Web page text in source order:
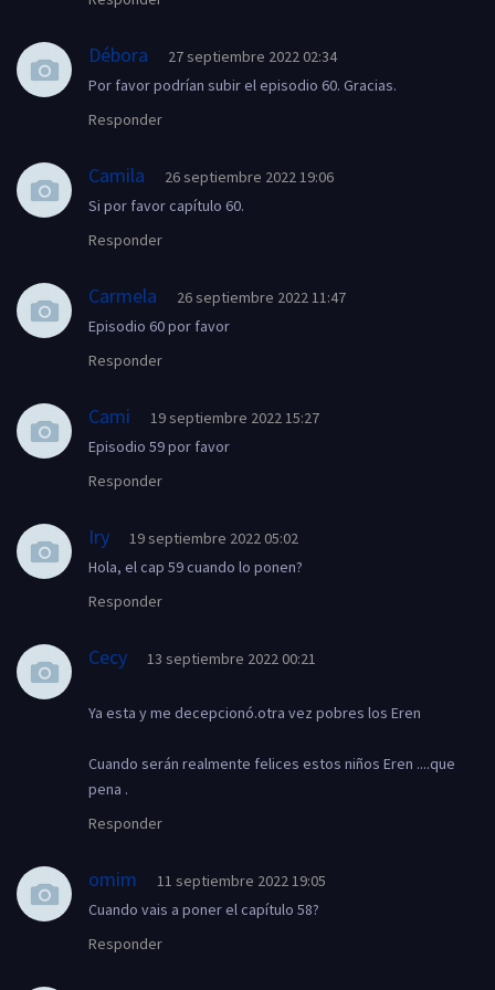
Débora
27 septiembre 2022 02:34
Por favor podrían subir el episodio 60. Gracias.
Responder
Camila
26 septiembre 2022 19:06
Si por favor capítulo 60.
Responder
Carmela
26 septiembre 2022 11:47
Episodio 60 por favor
Responder
Cami
19 septiembre 2022 15:27
Episodio 59 por favor
Responder
Iry
19 septiembre 2022 05:02
Hola, el cap 59 cuando lo ponen?
Responder
Cecy 13 septiembre 2022 00:21
Ya esta y me decepcionó.otra vez pobres los Eren
Cuando serán realmente felices estos niños Eren ....que
pena .
Responder
omim
11 septiembre 2022 19:05
Cuando vais a poner el capítulo 58?
Responder